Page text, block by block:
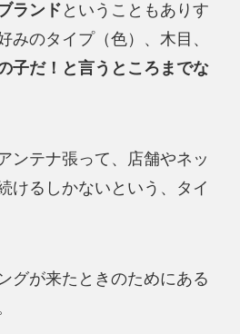
ランドということもありす
みのタイプ（色）、木目、
子だ！と言うところまでな
ンテナ張って、店舗やネッ
けるしかないという、タイ
グが来たときのためにある